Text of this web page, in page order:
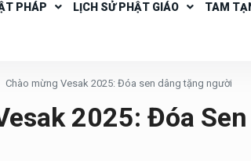
PHÁP LỊCH SỬ PHẬT GIÁO TAM
Chào mừng Vesak 2025: Đóa sen dâng tặng người
2025: Đóa